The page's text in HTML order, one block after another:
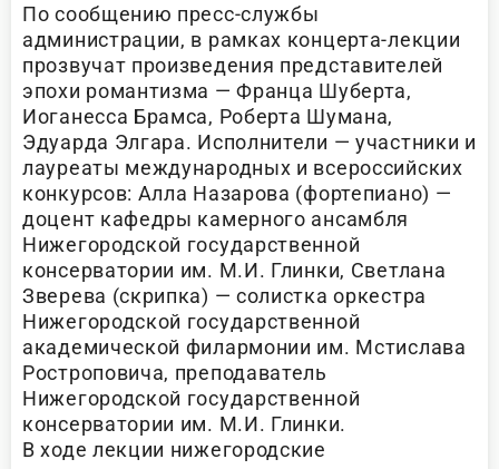
По сообщению пресс-службы
администрации, в рамках концерта-лекции
прозвучат произведения представителей
эпохи романтизма — Франца Шуберта,
Иоганесса Брамса, Роберта Шумана,
Эдуарда Элгара. Исполнители — участники и
лауреаты международных и всероссийских
конкурсов: Алла Назарова (фортепиано) —
доцент кафедры камерного ансамбля
Нижегородской государственной
консерватории им. М.И. Глинки, Светлана
Зверева (скрипка) — солистка оркестра
Нижегородской государственной
академической филармонии им. Мстислава
Ростроповича, преподаватель
Нижегородской государственной
консерватории им. М.И. Глинки.
В ходе лекции нижегородские